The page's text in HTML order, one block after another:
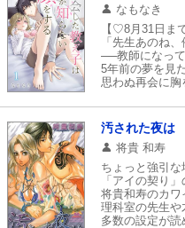
なもなき
【♡8月31日ま
「先生あのね
──教師になっ
5年前の夢を見
思わぬ再会に
有無を言わせ
太腿を滑る手は
「今日のこと、
汚された夜は
将貴 和寿
ちょっと強引
「アイの契り
将貴和寿のカワ
理科室の先生や
多数の設定が